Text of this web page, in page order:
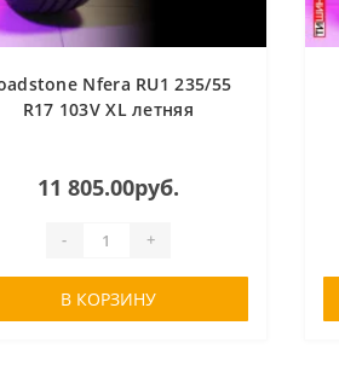
Nfera RU1 235/55
R17 103V XL летняя
11 805.00руб.
- +
В КОРЗИНУ